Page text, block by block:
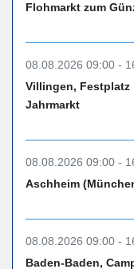
Flohmarkt zum
08.08.2026 09:00 -
Villingen, Festplatz
Jahrmarkt
08.08.2026 09:00 -
Aschheim
08.08.2026 09:00 -
Baden-Baden,